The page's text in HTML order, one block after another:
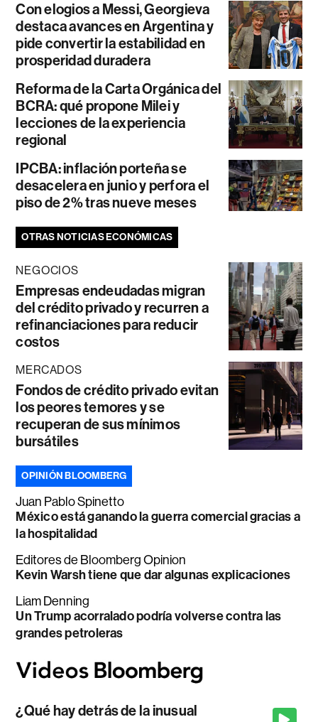
Con elogios a Messi, Georgieva
destaca avances en Argentina y
pide convertir la estabilidad en
prosperidad duradera
Reforma de la Carta Orgánica del
BCRA: qué propone Milei y
lecciones de la experiencia
regional
IPCBA: inflación porteña se
desacelera en junio y perfora el
piso de 2% tras nueve meses
OTRAS NOTICIAS ECONÓMICAS
NEGOCIOS
Empresas endeudadas migran
del crédito privado y recurren a
refinanciaciones para reducir
costos
MERCADOS
Fondos de crédito privado evitan
los peores temores y se
recuperan de sus mínimos
bursátiles
OPINIÓN BLOOMBERG
Juan Pablo Spinetto
México está ganando la guerra comercial gracias a
la hospitalidad
Editores de Bloomberg Opinion
Kevin Warsh tiene que dar algunas explicaciones
Liam Denning
Un Trump acorralado podría volverse contra las
grandes petroleras
¿Qué hay detrás de la inusual